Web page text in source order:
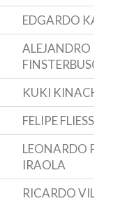
EDGARDO
ALEJANDRO
FINSTERBUSCH
KUKI KINACH
FELIPE FLIESS
LEONARDO
IRAOLA
RICARDO